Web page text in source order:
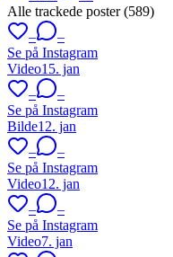
Alle trackede poster (589)
–
–
Se på Instagram
Video15. jan
–
–
Se på Instagram
Bilde12. jan
–
–
Se på Instagram
Video12. jan
–
–
Se på Instagram
Video7. jan